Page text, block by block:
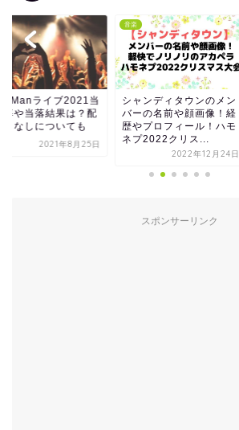
ライブ2021当
率や当落結果は？配
りなしについても
2021年8月25日
音楽
シャンディタウンのメン
バーの名前や顔画像！経
歴やプロフィール！ハモ
ネプ2022クリス...
2022年12月24日
スポンサーリンク